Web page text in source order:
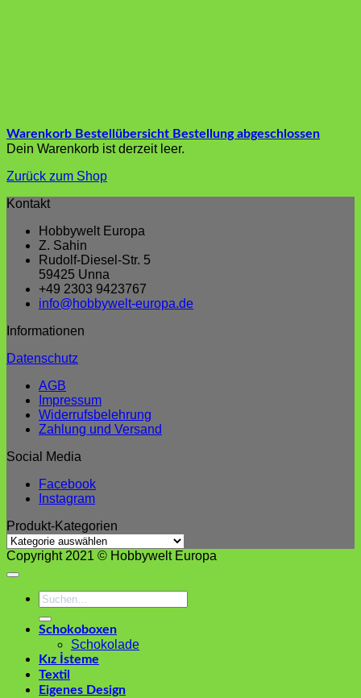
Warenkorb Bestellübersicht Bestellung abgeschlossen
Dein Warenkorb ist derzeit leer.
Zurück zum Shop
Kontakt
Hobbywelt Europa
Z. Sahin
Rudolf-Diesel-Str. 5
59425 Unna
+49 2303 9423767
info@hobbywelt-europa.de
Informationen
Datenschutz
AGB
Impressum
Widerrufsbelehrung
Zahlung und Versand
Social Media
Facebook
Instagram
Produkt-Kategorien
Copyright 2021 © Hobbywelt Europa
Suchen
nach:
Schokoboxen
Schokolade
Kız İsteme
Textil
Eigenes Design